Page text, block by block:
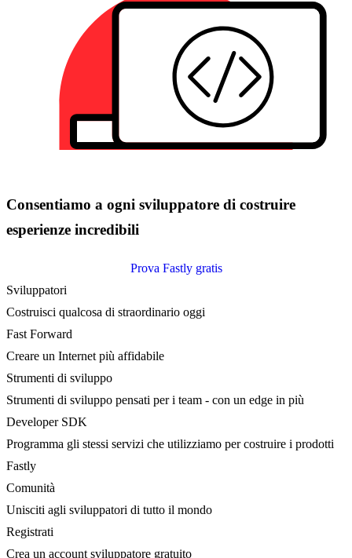
Consentiamo a ogni sviluppatore di costruire
esperienze incredibili
Prova Fastly gratis
Sviluppatori
Costruisci qualcosa di straordinario oggi
Fast Forward
Creare un Internet più affidabile
Strumenti di sviluppo
Strumenti di sviluppo pensati per i team - con un edge in più
Developer SDK
Programma gli stessi servizi che utilizziamo per costruire i prodotti
Fastly
Comunità
Unisciti agli sviluppatori di tutto il mondo
Registrati
Crea un account sviluppatore gratuito